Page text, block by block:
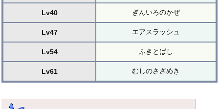
Lv40 ぎんいろのかぜ
Lv47 エアスラッシュ
Lv54 ふきとばし
Lv61 むしのさざめき